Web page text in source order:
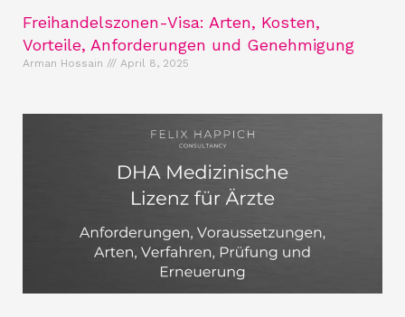
Freihandelszonen-Visa: Arten, Kosten,
Vorteile, Anforderungen und Genehmigung
Arman Hossain April 8, 2025